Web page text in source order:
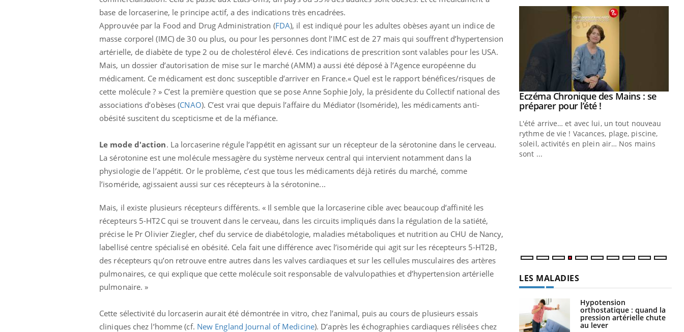
base de lorcaserine, le principe actif, a des indications très encadrées.
Approuvée par la Food and Drug Administration (FDA), il est indiqué pour les adultes obèses ayant un indice de
masse corporel (IMC) de 30 ou plus, ou pour les personnes dont l’IMC est de 27 mais qui souffrent d’hypertension
artérielle, de diabète de type 2 ou de cholestérol élevé. Ces indications de prescrition sont valables pour les USA.
Mais, un dossier d’autorisation de mise sur le marché (AMM) a aussi été déposé à l’Agence européenne du
médicament. Ce médicament est donc susceptible d’arriver en France.« Quel est le rapport bénéfices/risques de
cette molécule ? » C’est la première question que se pose Anne Sophie Joly, la présidente du Collectif national des
associations d’obèses (CNAO). C’est vrai que depuis l’affaire du Médiator (Isoméride), les médicaments anti-
obésité suscitent du scepticisme et de la méfiance.
Le mode d'action. La lorcaserine régule l’appétit en agissant sur un récepteur de la sérotonine dans le cerveau.
La sérotonine est une molécule messagère du système nerveux central qui intervient notamment dans la
physiologie de l’appétit. Or le problème, c’est que tous les médicaments déjà retirés du marché, comme
l’isoméride, agissaient aussi sur ces récepteurs à la sérotonine...
Mais, il existe plusieurs récepteurs différents. « Il semble que la lorcaserine cible avec beaucoup d’affinité les
récepteurs 5-HT2C qui se trouvent dans le cerveau, dans les circuits impliqués dans la régulation de la satiété,
précise le Pr Olivier Ziegler, chef du service de diabétologie, maladies métaboliques et nutrition au CHU de Nancy,
labellisé centre spécialisé en obésité. Cela fait une différence avec l’isoméride qui agit sur les récepteurs 5-HT2B,
des récepteurs qu’on retrouve entre autres dans les valves cardiaques et sur les cellules musculaires des artères
pulmonaires, ce qui explique que cette molécule soit responsable de valvulopathies et d’hypertension artérielle
pulmonaire. »
Cette sélectivité du lorcaserin aurait été démontrée in vitro, chez l’animal, puis au cours de plusieurs essais
cliniques chez l’homme (cf. New England Journal of Medicine). D’après les échographies cardiaques rélisées chez
Eczéma Chronique des Mains :
expliquer ma maladieYoutube
Il y a des sujets qui sont faciles à aborder...
questions sur la maladie d'un proche c'est
Youtube
Carence en fer : comprendre pour
prévenirYoutube
Fatigue, irritabilité, brouillard mental ou
carence en fer sont multiples ce qui la rend
Youtube
Insuline & Charge mentale : et si on
osait en parler??Youtube
patients comme parfois chez les soignants.
Youtube
Eczéma Chronique des Mains : se
préparer pour l’été !Youtube
L'été arrive… et avec lui, un tout nouveau
rythme de vie ! Vacances, plage, piscine,
soleil, activités en plein air… Nos mains
sont ...
LES MALADIES
Hypotension
orthostatique : quand la
pression artérielle chute
au lever